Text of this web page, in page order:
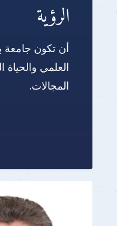
الرؤية
أن تكون جامعة
العلمي
المجالات.